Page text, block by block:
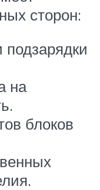
сторон:
на
блоков